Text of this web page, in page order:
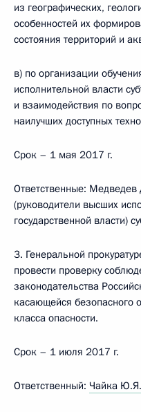
из географических,
особенностей их
состояния территорий и
в) по организации
исполнительной власти
и взаимодействия по
наилучших доступных
Срок – 1 мая 2017 г.
Ответственные:
(руководители высших
государственной власти)
3. Генеральной
провести проверку
законодательства
касающейся безопасного
класса опасности.
Срок – 1 июля 2017 г.
Ответственный: Чайка Ю.Я.